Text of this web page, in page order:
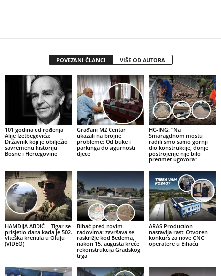
POVEZANI ČLANCI VIŠE OD AUTORA
101 godina od rođenja
Alije Izetbegovića:
Državnik koji je obilježio
savremenu historiju
Bosne i Hercegovine
Građani MZ Centar
ukazali na brojne
probleme: Od buke i
parkinga do sigurnosti
djece
HC-ING: “Na
Smaragdnom mostu
radili smo samo gornji
dio konstrukcije, donje
postrojenje nije bilo
predmet ugovora”
HAMDIJA ABDIĆ – Tigar se
prisjetio dana kada je 502.
viteška krenula u Oluju
(VIDEO)
Bihać pred novim
radovima: završava se
raskrižje kod Bedema,
nakon 15. augusta kreće
rekonstrukcija Gradskog
trga
ARAS Production
nastavlja rast: Otvoren
konkurs za nove CNC
operatere u Bihaću